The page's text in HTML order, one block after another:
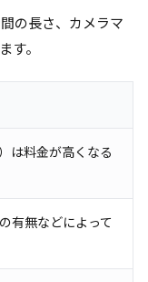
の長さ、カメラマ
す。
は料金が高くなる
有無などによって